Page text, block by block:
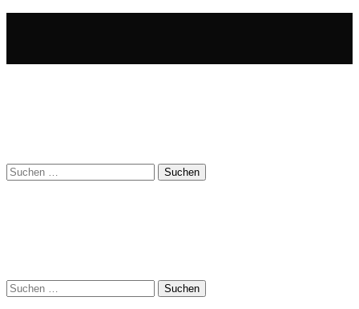
Suchen
nach:
Suchen
nach: